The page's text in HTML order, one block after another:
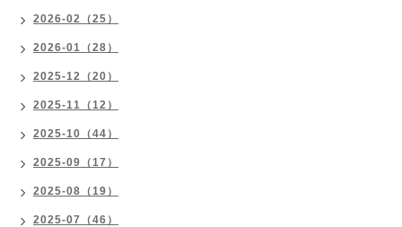
2026-02（25）
2026-01（28）
2025-12（20）
2025-11（12）
2025-10（44）
2025-09（17）
2025-08（19）
2025-07（46）